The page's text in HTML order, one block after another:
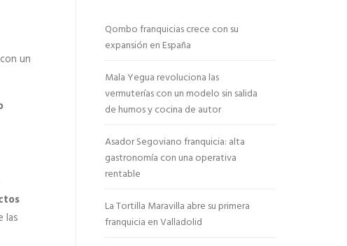
un
las
Qombo franquicias crece con su
expansión en España
Mala Yegua revoluciona las
vermuterías con un modelo sin salida
de humos y cocina de autor
Asador Segoviano franquicia: alta
gastronomía con una operativa
rentable
La Tortilla Maravilla abre su primera
franquicia en Valladolid